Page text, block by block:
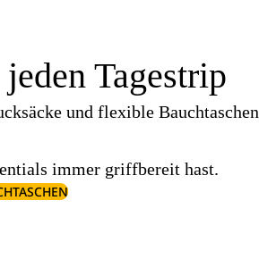
Tagestrip
und flexible Bauchtaschen
immer griffbereit hast.